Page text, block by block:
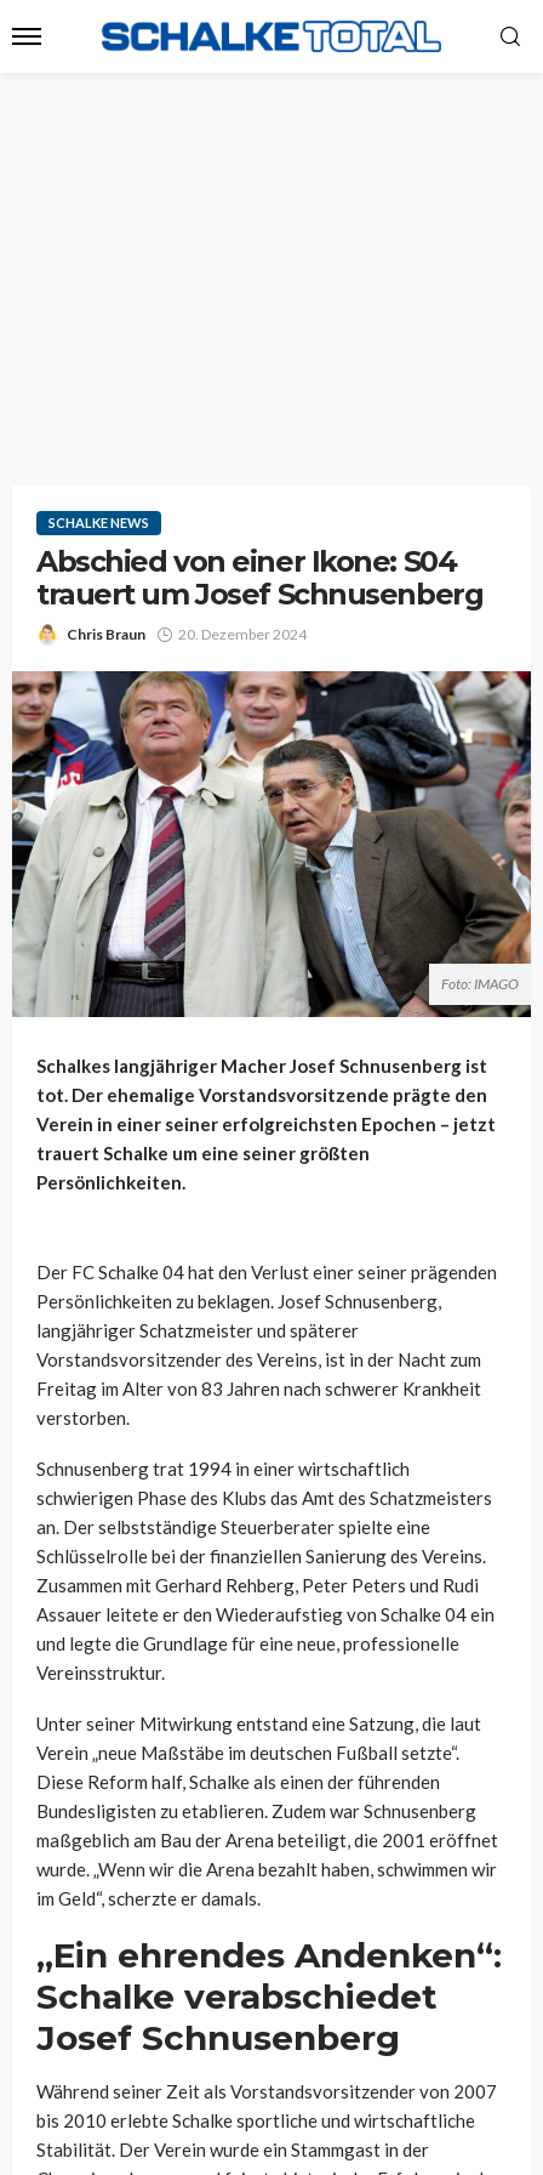
SCHALKE NEWS
Abschied von einer Ikone: S04
trauert um Josef Schnusenberg
Chris Braun 20. Dezember 2024
Foto: IMAGO
Schalkes langjähriger Macher Josef Schnusenberg ist
tot. Der ehemalige Vorstandsvorsitzende prägte den
Verein in einer seiner erfolgreichsten Epochen – jetzt
trauert Schalke um eine seiner größten
Persönlichkeiten.
Der FC Schalke 04 hat den Verlust einer seiner prägenden
Persönlichkeiten zu beklagen. Josef Schnusenberg,
langjähriger Schatzmeister und späterer
Vorstandsvorsitzender des Vereins, ist in der Nacht zum
Freitag im Alter von 83 Jahren nach schwerer Krankheit
verstorben.
Schnusenberg trat 1994 in einer wirtschaftlich
schwierigen Phase des Klubs das Amt des Schatzmeisters
an. Der selbstständige Steuerberater spielte eine
Schlüsselrolle bei der finanziellen Sanierung des Vereins.
Zusammen mit Gerhard Rehberg, Peter Peters und Rudi
Assauer leitete er den Wiederaufstieg von Schalke 04 ein
und legte die Grundlage für eine neue, professionelle
Vereinsstruktur.
Unter seiner Mitwirkung entstand eine Satzung, die laut
Verein „neue Maßstäbe im deutschen Fußball setzte“.
Diese Reform half, Schalke als einen der führenden
Bundesligisten zu etablieren. Zudem war Schnusenberg
maßgeblich am Bau der Arena beteiligt, die 2001 eröffnet
wurde. „Wenn wir die Arena bezahlt haben, schwimmen wir
im Geld“, scherzte er damals.
„Ein ehrendes Andenken“:
Schalke verabschiedet
Josef Schnusenberg
Während seiner Zeit als Vorstandsvorsitzender von 2007
bis 2010 erlebte Schalke sportliche und wirtschaftliche
Stabilität. Der Verein wurde ein Stammgast in der